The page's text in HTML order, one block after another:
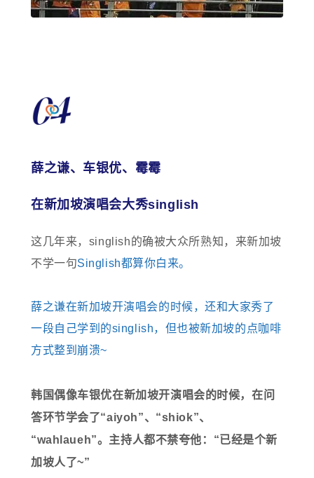
薛之谦、 车银优、霉霉
在新加坡演唱会大秀singlish
这几年来，singlish的确被大众所熟知，来新加坡
不学一句Singlish都算你白来。
薛之谦在新加坡开演唱会的时候，还和大家秀了
一段自己学到的singlish，但也被新加坡的点咖啡
方式整到崩溃~
韩国偶像车银优在新加坡开演唱会的时候，在问
答环节学会了“aiyoh”、“shiok”、
“wahlaueh”。主持人都不禁夸他：“已经是个新
加坡人了~”